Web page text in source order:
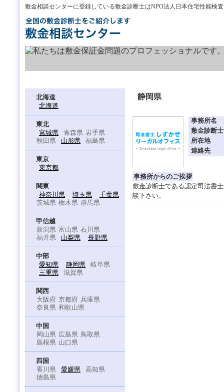
敷金相談センターに登録している敷金診断士はNPO法人日本住宅性能検
北海道
北海道
東北
宮城県
青森県 岩手県
秋田県
山形県 福島県
東京
東京都
関東
神奈川県
埼玉県
千葉県
茨城県 栃木県 群馬県
甲信越
新潟県 富山県 石川県
福井県
山梨県 長野県
中部
愛知県
静岡県
岐阜県
三重県
滋賀県
関西
大阪府 京都府 兵庫県
奈良県 和歌山県
中国
岡山県 広島県 鳥取県
島根県 山口県
四国
香川県
愛媛県
高知県
徳島県
静岡県
事務所名
敷金診断士
所在地
連絡先
事務所からのご挨拶
敷金診断士である認定司法書
談下さい。